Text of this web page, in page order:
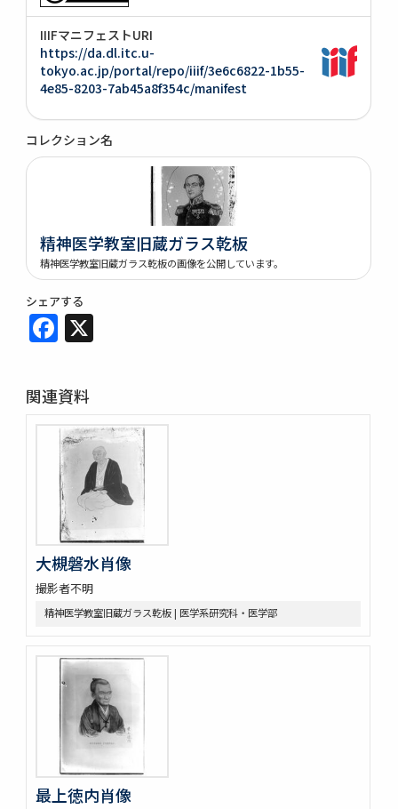
IIIFマニフェストURI
https://da.dl.itc.u-
tokyo.ac.jp/portal/repo/iiif/3e6c6822-1b55-
4e85-8203-7ab45a8f354c/manifest
コレクション名
精神医学教室旧蔵ガラス乾板
精神医学教室旧蔵ガラス乾板の画像を公開しています。
シェアする
Facebook
関連資料
大槻磐水肖像
撮影者不明
精神医学教室旧蔵ガラス乾板 | 医学系研究科・医学部
最上徳内肖像